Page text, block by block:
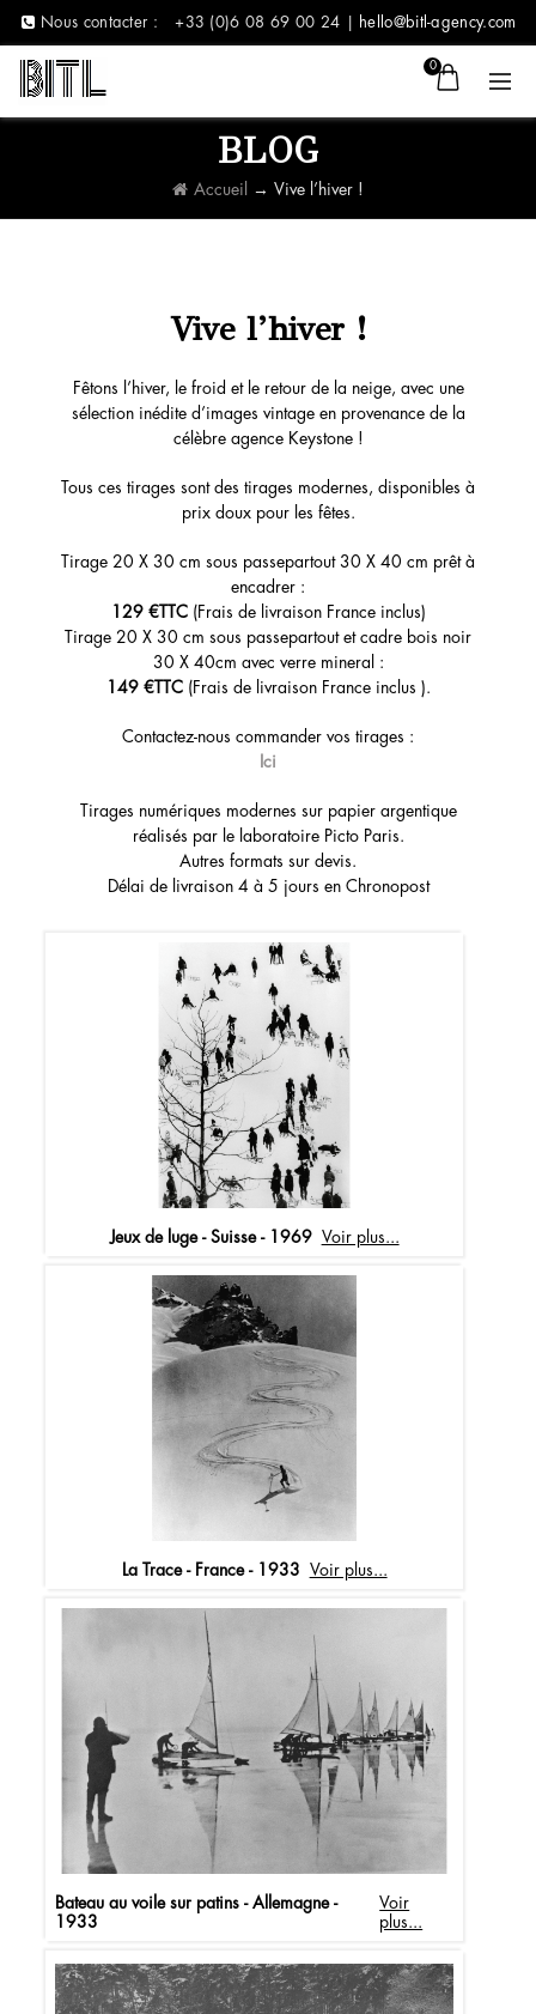
Nous contacter : +33 (0)6 08 69 00 24 | hello@bitl-agency.com
0
BLOG
Accueil → Vive l’hiver !
Vive l’hiver !
Fêtons l’hiver, le froid et le retour de la neige, avec une
sélection inédite d’images vintage en provenance de la
célèbre agence Keystone !
Tous ces tirages sont des tirages modernes, disponibles à
prix doux pour les fêtes.
Tirage 20 X 30 cm sous passepartout 30 X 40 cm prêt à
encadrer :
129 €TTC(Frais de livraison France inclus)
Tirage 20 X 30 cm sous passepartout et cadre bois noir
30 X 40cm avec verre mineral :
149 €TTC(Frais de livraison France inclus ).
Contactez-nous commander vos tirages :
Ici
Tirages numériques modernes sur papier argentique
réalisés par le laboratoire Picto Paris.
Autres formats sur devis.
Délai de livraison 4 à 5 jours en Chronopost
Jeux de luge - Suisse - 1969 Voir plus...
La Trace - France - 1933 Voir plus...
Bateau au voile sur patins - Allemagne -
1933
Voir
plus...